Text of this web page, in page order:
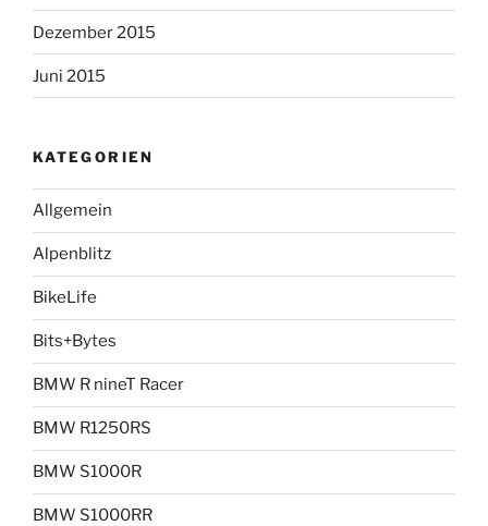
Dezember 2015
Juni 2015
KATEGORIEN
Allgemein
Alpenblitz
BikeLife
Bits+Bytes
BMW R nineT Racer
BMW R1250RS
BMW S1000R
BMW S1000RR